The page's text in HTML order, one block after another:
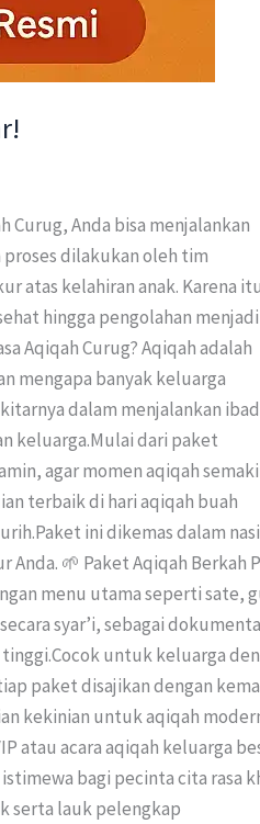
Curug, Anda bisa menjalankan
dilakukan oleh tim
atas kelahiran anak. Karena
hingga pengolahan menjadi
Aqiqah Curug? Aqiqah adalah
mengapa banyak keluarga
dalam menjalankan
keluarga.Mulai dari paket
agar momen aqiqah
terbaik di hari aqiqah buah
ini dikemas dalam
🌱 Paket Aqiqah Berkah
menu utama seperti sate,
syar’i, sebagai
untuk keluarga
paket disajikan dengan
kekinian untuk aqiqah
atau acara aqiqah keluarga
bagi pecinta cita rasa
serta lauk pelengkap